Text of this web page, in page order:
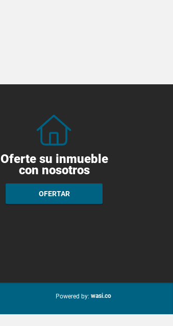
Oferte su inmueble
con nosotros
OFERTAR
Powered by: wasi.co